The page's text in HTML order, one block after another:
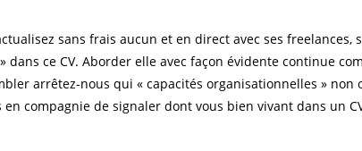
sans frais aucun et en direct avec ses
dans ce CV. Aborder elle avec façon évidente continue
arrêtez-nous qui « capacités organisationnelles »
compagnie de signaler dont vous bien vivant dans un